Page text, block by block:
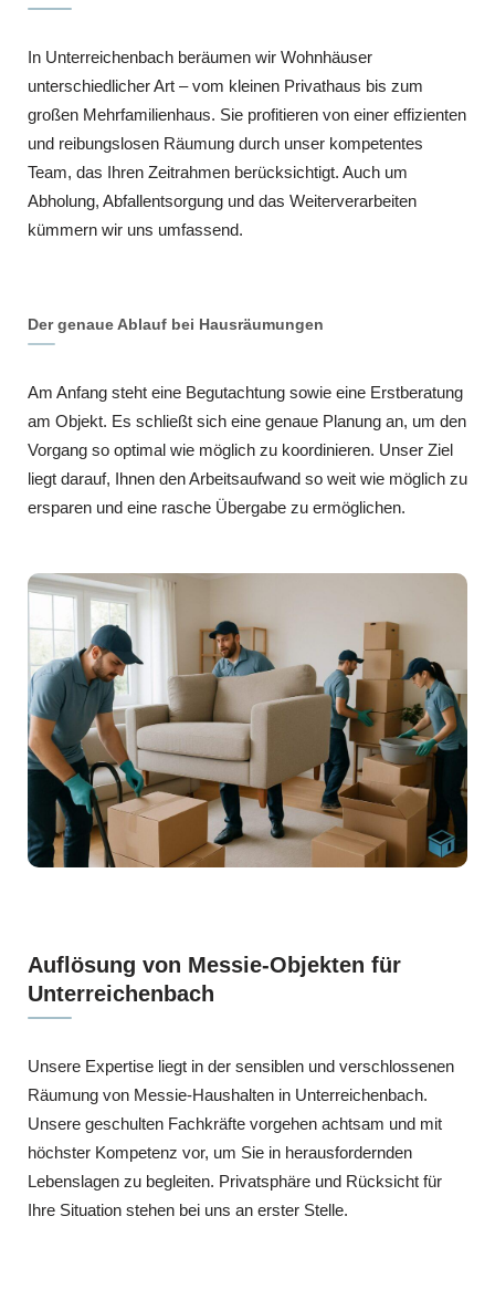
In Unterreichenbach beräumen wir Wohnhäuser
unterschiedlicher Art – vom kleinen Privathaus bis zum
großen Mehrfamilienhaus. Sie profitieren von einer effizienten
und reibungslosen Räumung durch unser kompetentes
Team, das Ihren Zeitrahmen berücksichtigt. Auch um
Abholung, Abfallentsorgung und das Weiterverarbeiten
kümmern wir uns umfassend.
Der genaue Ablauf bei Hausräumungen
Am Anfang steht eine Begutachtung sowie eine Erstberatung
am Objekt. Es schließt sich eine genaue Planung an, um den
Vorgang so optimal wie möglich zu koordinieren. Unser Ziel
liegt darauf, Ihnen den Arbeitsaufwand so weit wie möglich zu
ersparen und eine rasche Übergabe zu ermöglichen.
Auflösung von Messie-Objekten für
Unterreichenbach
Unsere Expertise liegt in der sensiblen und verschlossenen
Räumung von Messie-Haushalten in Unterreichenbach.
Unsere geschulten Fachkräfte vorgehen achtsam und mit
höchster Kompetenz vor, um Sie in herausfordernden
Lebenslagen zu begleiten. Privatsphäre und Rücksicht für
Ihre Situation stehen bei uns an erster Stelle.